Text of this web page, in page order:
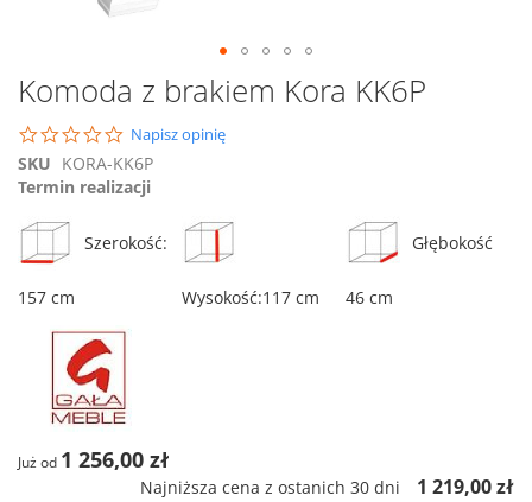
Przejdź
na
początek
galerii
Komoda z brakiem Kora KK6P
0.0
star
rating
Napisz opinię
SKU KORA-KK6P
Termin realizacji
Szerokość:
157 cm Wysokość:117 cm
Głębokość
46 cm
Już od 1 256,00 zł
Najniższa cena z ostanich 30 dni 1 219,00 zł